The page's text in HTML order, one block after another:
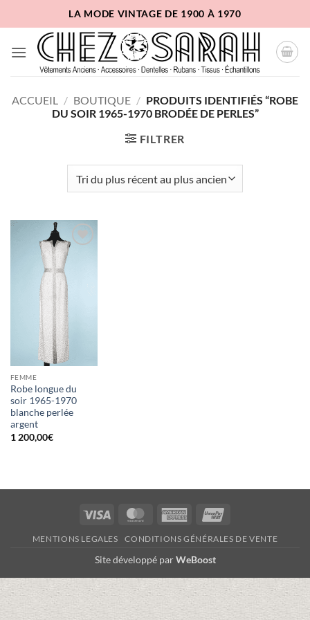
au
contenu
LA MODE VINTAGE DE 1900 À 1970
ACCUEIL / BOUTIQUE / PRODUITS IDENTIFIÉS “ROBE
DU SOIR 1965-1970 BRODÉE DE PERLES”
FILTRER
Ajouter
à la liste
d'envies
FEMME
Robe longue du
soir 1965-1970
blanche perlée
argent
1 200,00€
Visa MasterCardAmerican
MENTIONS LEGALES CONDITIONS GÉNÉRALES DE VENTE
Site développé parWeBoost